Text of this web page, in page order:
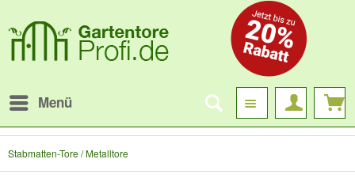
Menü
Stabmatten-Tore / Metalltore